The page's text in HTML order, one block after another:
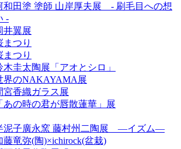
和田塗 塗師 山岸厚夫展 - 刷毛目への想
-
井翼展
まつり
まつり
木圭太陶展「アオとシロ」
界のNAKAYAMA展
宮香織ガラス展
あの時の君が唇散蓮華」展
泥子廣永窯 藤村州二陶展 ―イズム―
藤竜弥(陶)×ichirock(盆栽)